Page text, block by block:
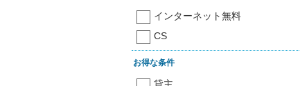
インターネット無料
CS
お得な条件